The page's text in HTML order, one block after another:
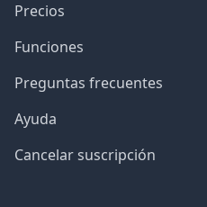
Precios
Funciones
Preguntas frecuentes
Ayuda
Cancelar suscripción